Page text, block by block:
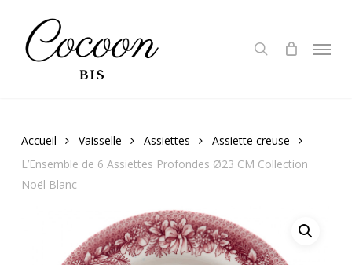
Menu
Accueil Vaisselle Assiettes
Assiette creuse
L’Ensemble de 6 Assiettes Profondes Ø23 CM Collection
Noël Blanc